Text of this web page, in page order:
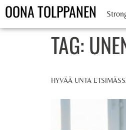
OONA TOLPPANEN
TAG:
HYVÄÄ UNTA